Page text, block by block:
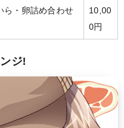
ら・卵詰め合わせ
10,00
0円
ジ!